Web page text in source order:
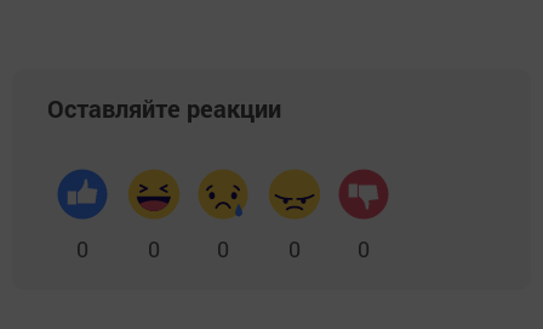
Оставляйте реакции
0 0 0 0 0